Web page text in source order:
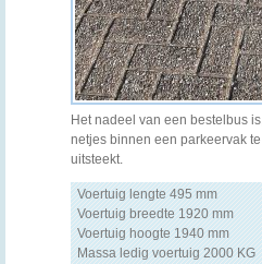
Het nadeel van een bestelbus
netjes binnen een parkeervak
uitsteekt.
Voertuig lengte 495 mm
Voertuig breedte 1920 mm
Voertuig hoogte 1940 mm
Massa ledig voertuig 2000 KG